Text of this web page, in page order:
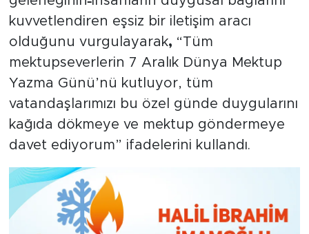
kuvvetlendiren eşsiz bir iletişim aracı
olduğunu vurgulayarak, “Tüm
mektupseverlerin 7 Aralık Dünya Mektup
Yazma Günü’nü kutluyor, tüm
vatandaşlarımızı bu özel günde duygularını
kağıda dökmeye ve mektup göndermeye
davet ediyorum” ifadelerini kullandı.